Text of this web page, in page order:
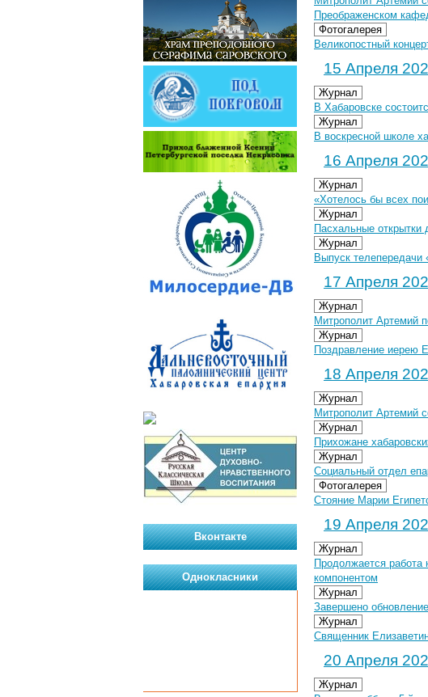
Преображенском
Фотогалерея
Великопостный
15 Апреля
Журнал
В Хабаровске
Журнал
В воскресной школе
16 Апреля
Журнал
«Хотелось бы всех
Журнал
Пасхальные открытки
Журнал
Выпуск телепередачи
17 Апреля
Журнал
Митрополит Артемий
Журнал
Поздравление иерею
18 Апреля
Журнал
Митрополит Артемий
Журнал
Прихожане
Журнал
Социальный отдел
Фотогалерея
Стояние Марии
19 Апреля
Журнал
Продолжается работа
компонентом
Журнал
Завершено
Журнал
Священник
20 Апреля
Журнал
Вконтакте
Однокласники